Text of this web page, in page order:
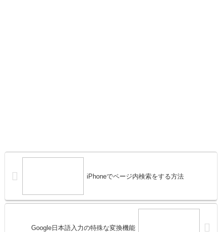
iPhoneでページ内検索をする方法
Google日本語入力の特殊な変換機能